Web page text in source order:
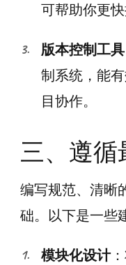
可帮助你更快
版本控制工具
制系统，能
目协作。
三、遵循
编写规范、清晰
础。以下是一些
模块化设计